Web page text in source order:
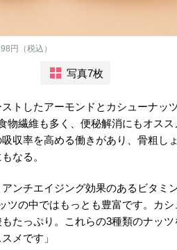
円（税込）
写真7枚
トしたアーモンドとカシューナッ
物繊維も多く、便秘解消にもオス
収率を高める働きがあり、骨粗し
なる。
ンチエイジング効果のあるビタミ
ツの中ではもっとも豊富です。カ
たっぷり。これらの3種類のナッ
メです」